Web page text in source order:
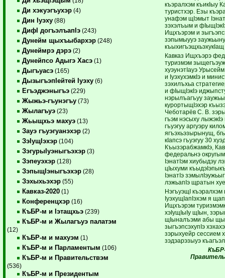
Ди хэкуэгъухэр (4)
Дин Iуэху (88)
ДифI догъэлъапIэ (243)
Дунейм щыхъыбархэр (248)
Дунеймрэ дэрэ (2)
Дунейпсо Адыгэ Хасэ (1)
Дыгъуасэ (165)
ДызыгъэпIейтей Iуэху (6)
Егъэджэныгъэ (229)
Жыжьэ-гъунэгъу (73)
Жылагъуэ (23)
Жьыщхьэ махуэ (13)
Зауэ гъуэгуанэхэр (2)
ЗэIущIэхэр (104)
ЗэгурыIуэныгъэхэр (3)
Зэпеуэхэр (128)
ЗэпыщIэныгъэхэр (28)
Зэхыхьэхэр (55)
Кавказ-2020 (1)
Конференцхэр (16)
КъБР-м и Iэтащхьэ (239)
КъБР-м и Жылагъуэ палатэм
(12)
КъБР-м и махуэм (1)
КъБР-м и Парламентым (106)
КъБР-м и Правительствэм
(536)
КъБР-м и Президентым
къэралхэм къикIыу
туристхэр. Езы
унафэм щIэмыт
зэхэлъым и
Ищхъэрэм и
зэпымыууэ
Кавказ Ищхъэрэ
туризмэм
хуэунэтIауэ
и IуэхухэмкIэ и
зэхилъхьа
и фIыщIэкIэ
нэрылъагъуу
курортыщIэхэр
Чеботарёв С. В.
гъэм нэсыху
гъуэгуу аргуэру
ягъэхьэзырынущ,
кIапсэ гъуэгуу 30
КъызэрабжамкIэ,
федеральнэ
IэнатIэм хиубыдэу
цIыхуми
IэнатIэ
лэжьапIэ щратын
НэгъуэщI къэралхэм
IуэхущIапIэхэм я
Ищхъэрэм
хэIущIыIу щIын,
щIыналъэми абы
зыгъэпсэхупIэ
зэрыхуейр сессием
зэдэарэзыуэ